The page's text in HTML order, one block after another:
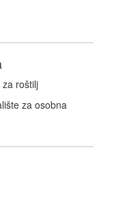
za roštilj
za osobna